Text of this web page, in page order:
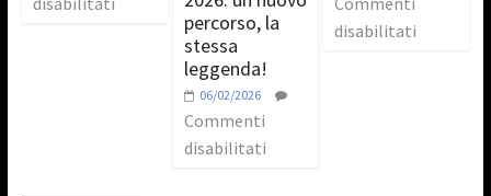
percorso, la
stessa
leggenda!
06/02/2026
Commenti
disabilitati
disabilitati